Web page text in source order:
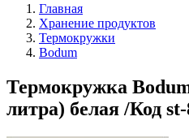
Главная
Хранение продуктов
Термокружки
Bodum
Термокружка
литра) белая /Код